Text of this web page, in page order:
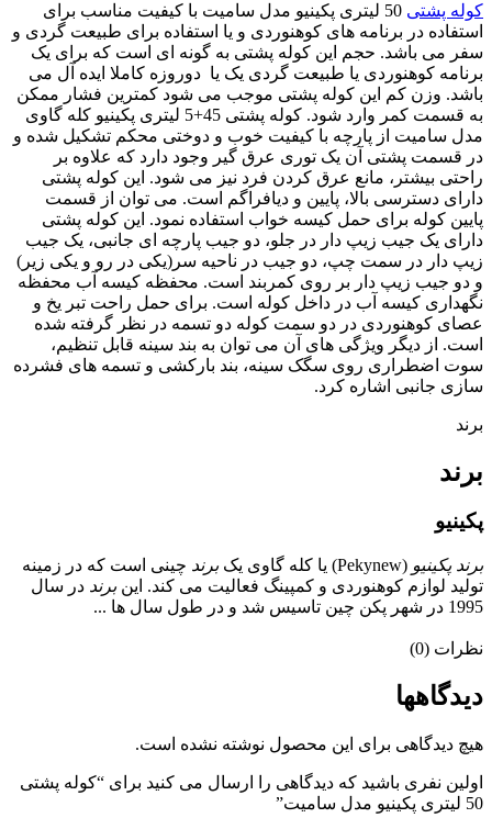
کوله پشتی
50 لیتری پکینیو مدل سامیت با کیفیت مناسب برای
استفاده در برنامه های کوهنوردی و یا استفاده برای طبیعت گردی و
سفر می باشد. حجم این کوله پشتی به گونه ای است که برای یک
برنامه کوهنوردی یا طبیعت گردی یک یا دوروزه کاملا ایده آل می
باشد. وزن کم این کوله پشتی موجب می شود کمترین فشار ممکن
به قسمت کمر وارد شود. کوله پشتی 45+5 لیتری پکینیو کله گاوی
مدل سامیت از پارچه با کیفیت خوب و دوختی محکم تشکیل شده و
در قسمت پشتی آن یک توری عرق گیر وجود دارد که علاوه بر
راحتی بیشتر، مانع عرق کردن فرد نیز می شود. این کوله پشتی
دارای دسترسی بالا، پایین و دیافراگم است. می توان از قسمت
پایین کوله برای حمل کیسه خواب استفاده نمود. این کوله پشتی
دارای یک جیب زیپ دار در جلو، دو جیب پارچه ای جانبی، یک جیب
زیپ دار در سمت چپ، دو جیب در ناحیه سر(یکی در رو و یکی زیر)
و دو جیب زیپ دار بر روی کمربند است. محفظه کیسه آب محفظه
نگهداری کیسه آب در داخل کوله است. برای حمل راحت تبر یخ و
عصای کوهنوردی در دو سمت کوله دو تسمه در نظر گرفته شده
است. از دیگر ویژگی های آن می توان به بند سینه قابل تنظیم،
سوت اضطراری روی سگک سینه، بند بارکشی و تسمه های فشرده
سازی جانبی اشاره کرد.
برند
برند
پکینیو
برند پکینیو (Pekynew) یا کله گاوی یک برند چینی است که در زمینه
تولید لوازم کوهنوردی و کمپینگ فعالیت می کند. اینبرند در سال
1995 در شهر پکن چین تاسیس شد و در طول سال ها ...
نظرات (0)
دیدگاهها
هیچ دیدگاهی برای این محصول نوشته نشده است.
اولین نفری باشید که دیدگاهی را ارسال می کنید برای “کوله پشتی
50 لیتری پکینیو مدل سامیت”